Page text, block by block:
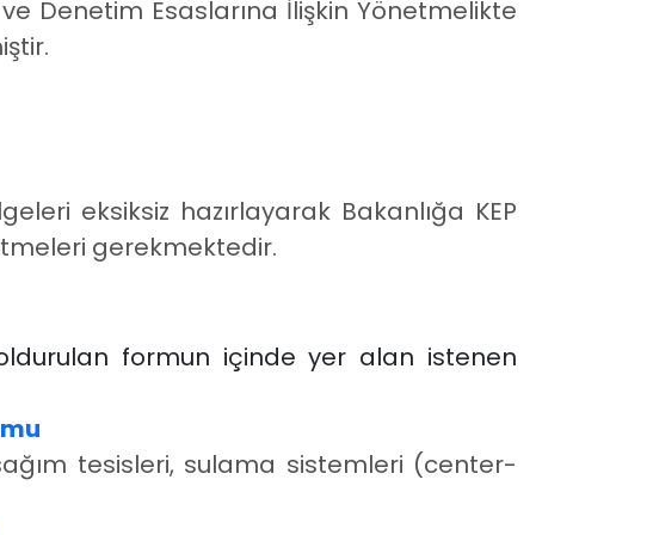
Denetim Esaslarına İlişkin Yönetmelikte
eksiksiz hazırlayarak Bakanlığa KEP
gerekmektedir.
formun içinde yer alan istenen
tesisleri, sulama sistemleri (center-